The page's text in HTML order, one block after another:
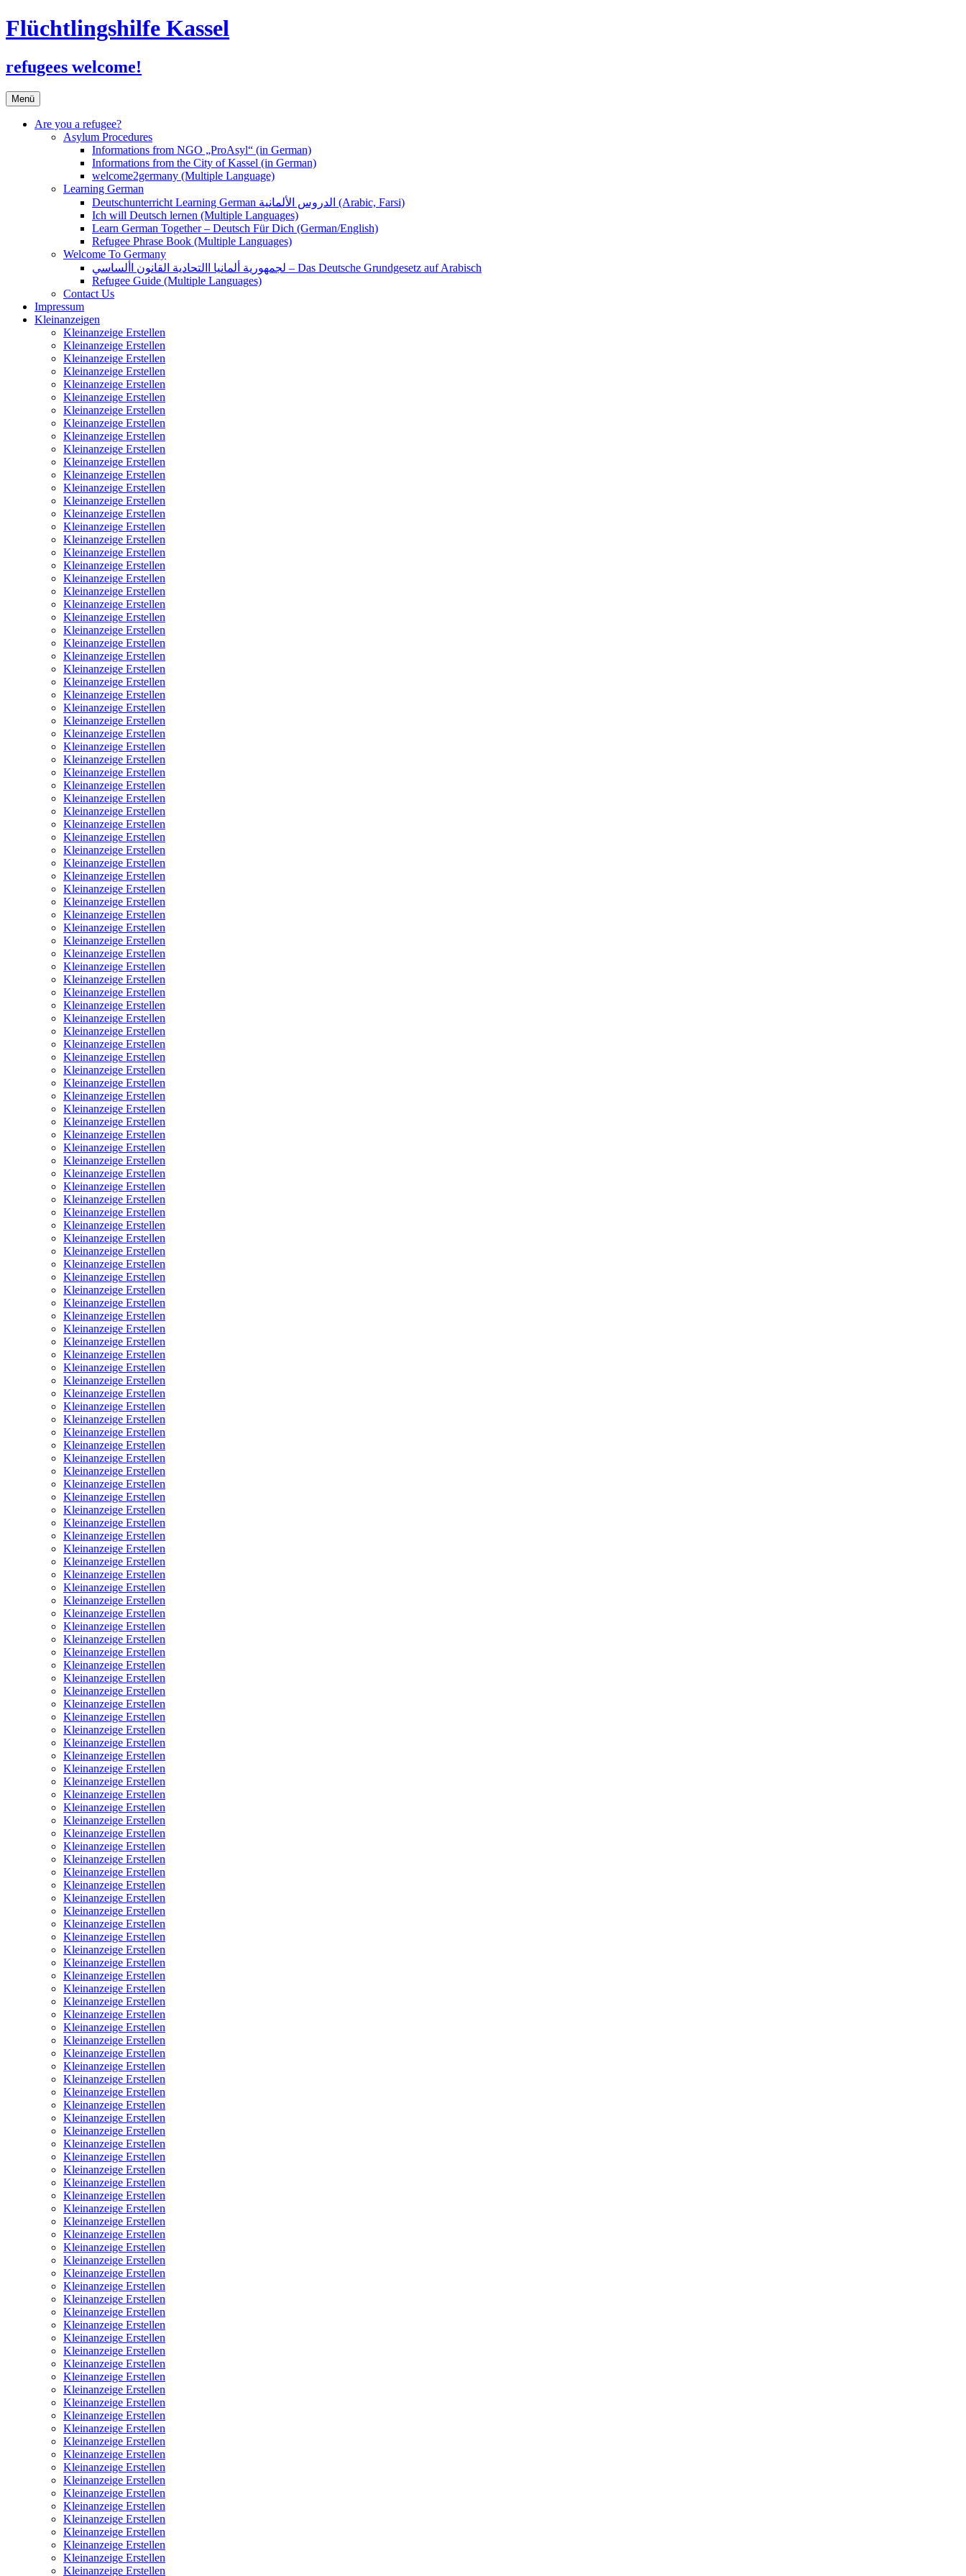
Flüchtlingshilfe Kassel
refugees welcome!
Menü Zum
Inhalt
springen
Are you a refugee?
Asylum Procedures
Informations from NGO „ProAsyl“ (in German)
Informations from the City of Kassel (in German)
welcome2germany (Multiple Language)
Learning German
Deutschunterricht Learning German الدروس الألمانية (Arabic, Farsi)
Ich will Deutsch lernen (Multiple Languages)
Learn German Together – Deutsch Für Dich (German/English)
Refugee Phrase Book (Multiple Languages)
Welcome To Germany
لجمهورية ألمانيا االتحادية القانون األساسي – Das Deutsche Grundgesetz auf Arabisch
Refugee Guide (Multiple Languages)
Contact Us
Impressum
Kleinanzeigen
Kleinanzeige Erstellen
Kleinanzeige Erstellen
Kleinanzeige Erstellen
Kleinanzeige Erstellen
Kleinanzeige Erstellen
Kleinanzeige Erstellen
Kleinanzeige Erstellen
Kleinanzeige Erstellen
Kleinanzeige Erstellen
Kleinanzeige Erstellen
Kleinanzeige Erstellen
Kleinanzeige Erstellen
Kleinanzeige Erstellen
Kleinanzeige Erstellen
Kleinanzeige Erstellen
Kleinanzeige Erstellen
Kleinanzeige Erstellen
Kleinanzeige Erstellen
Kleinanzeige Erstellen
Kleinanzeige Erstellen
Kleinanzeige Erstellen
Kleinanzeige Erstellen
Kleinanzeige Erstellen
Kleinanzeige Erstellen
Kleinanzeige Erstellen
Kleinanzeige Erstellen
Kleinanzeige Erstellen
Kleinanzeige Erstellen
Kleinanzeige Erstellen
Kleinanzeige Erstellen
Kleinanzeige Erstellen
Kleinanzeige Erstellen
Kleinanzeige Erstellen
Kleinanzeige Erstellen
Kleinanzeige Erstellen
Kleinanzeige Erstellen
Kleinanzeige Erstellen
Kleinanzeige Erstellen
Kleinanzeige Erstellen
Kleinanzeige Erstellen
Kleinanzeige Erstellen
Kleinanzeige Erstellen
Kleinanzeige Erstellen
Kleinanzeige Erstellen
Kleinanzeige Erstellen
Kleinanzeige Erstellen
Kleinanzeige Erstellen
Kleinanzeige Erstellen
Kleinanzeige Erstellen
Kleinanzeige Erstellen
Kleinanzeige Erstellen
Kleinanzeige Erstellen
Kleinanzeige Erstellen
Kleinanzeige Erstellen
Kleinanzeige Erstellen
Kleinanzeige Erstellen
Kleinanzeige Erstellen
Kleinanzeige Erstellen
Kleinanzeige Erstellen
Kleinanzeige Erstellen
Kleinanzeige Erstellen
Kleinanzeige Erstellen
Kleinanzeige Erstellen
Kleinanzeige Erstellen
Kleinanzeige Erstellen
Kleinanzeige Erstellen
Kleinanzeige Erstellen
Kleinanzeige Erstellen
Kleinanzeige Erstellen
Kleinanzeige Erstellen
Kleinanzeige Erstellen
Kleinanzeige Erstellen
Kleinanzeige Erstellen
Kleinanzeige Erstellen
Kleinanzeige Erstellen
Kleinanzeige Erstellen
Kleinanzeige Erstellen
Kleinanzeige Erstellen
Kleinanzeige Erstellen
Kleinanzeige Erstellen
Kleinanzeige Erstellen
Kleinanzeige Erstellen
Kleinanzeige Erstellen
Kleinanzeige Erstellen
Kleinanzeige Erstellen
Kleinanzeige Erstellen
Kleinanzeige Erstellen
Kleinanzeige Erstellen
Kleinanzeige Erstellen
Kleinanzeige Erstellen
Kleinanzeige Erstellen
Kleinanzeige Erstellen
Kleinanzeige Erstellen
Kleinanzeige Erstellen
Kleinanzeige Erstellen
Kleinanzeige Erstellen
Kleinanzeige Erstellen
Kleinanzeige Erstellen
Kleinanzeige Erstellen
Kleinanzeige Erstellen
Kleinanzeige Erstellen
Kleinanzeige Erstellen
Kleinanzeige Erstellen
Kleinanzeige Erstellen
Kleinanzeige Erstellen
Kleinanzeige Erstellen
Kleinanzeige Erstellen
Kleinanzeige Erstellen
Kleinanzeige Erstellen
Kleinanzeige Erstellen
Kleinanzeige Erstellen
Kleinanzeige Erstellen
Kleinanzeige Erstellen
Kleinanzeige Erstellen
Kleinanzeige Erstellen
Kleinanzeige Erstellen
Kleinanzeige Erstellen
Kleinanzeige Erstellen
Kleinanzeige Erstellen
Kleinanzeige Erstellen
Kleinanzeige Erstellen
Kleinanzeige Erstellen
Kleinanzeige Erstellen
Kleinanzeige Erstellen
Kleinanzeige Erstellen
Kleinanzeige Erstellen
Kleinanzeige Erstellen
Kleinanzeige Erstellen
Kleinanzeige Erstellen
Kleinanzeige Erstellen
Kleinanzeige Erstellen
Kleinanzeige Erstellen
Kleinanzeige Erstellen
Kleinanzeige Erstellen
Kleinanzeige Erstellen
Kleinanzeige Erstellen
Kleinanzeige Erstellen
Kleinanzeige Erstellen
Kleinanzeige Erstellen
Kleinanzeige Erstellen
Kleinanzeige Erstellen
Kleinanzeige Erstellen
Kleinanzeige Erstellen
Kleinanzeige Erstellen
Kleinanzeige Erstellen
Kleinanzeige Erstellen
Kleinanzeige Erstellen
Kleinanzeige Erstellen
Kleinanzeige Erstellen
Kleinanzeige Erstellen
Kleinanzeige Erstellen
Kleinanzeige Erstellen
Kleinanzeige Erstellen
Kleinanzeige Erstellen
Kleinanzeige Erstellen
Kleinanzeige Erstellen
Kleinanzeige Erstellen
Kleinanzeige Erstellen
Kleinanzeige Erstellen
Kleinanzeige Erstellen
Kleinanzeige Erstellen
Kleinanzeige Erstellen
Kleinanzeige Erstellen
Kleinanzeige Erstellen
Kleinanzeige Erstellen
Kleinanzeige Erstellen
Kleinanzeige Erstellen
Kleinanzeige Erstellen
Kleinanzeige Erstellen
Kleinanzeige Erstellen
Kleinanzeige Erstellen
Kleinanzeige Erstellen
Kleinanzeige Erstellen
Kleinanzeige Erstellen